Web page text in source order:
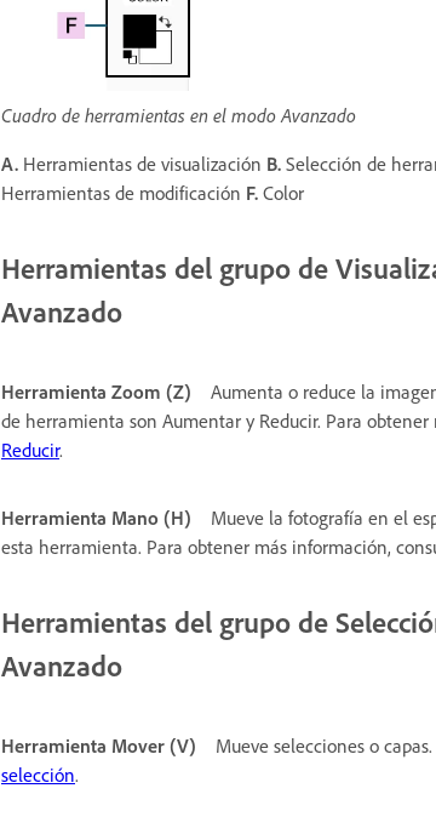
Cuadro de herramientas en el modo Avanzado
A. Herramientas de visualización B. Selección de
Herramientas de modificación F. Color
Herramientas del grupo de
Avanzado
Herramienta Zoom (Z)
Aumenta o reduce la
de herramienta son Aumentar y Reducir. Para
Reducir.
Herramienta Mano (H)
Mueve la fotografía en el
esta herramienta. Para obtener más información,
Herramientas del grupo de
Avanzado
Herramienta Mover (V) Mueve selecciones o
selección.